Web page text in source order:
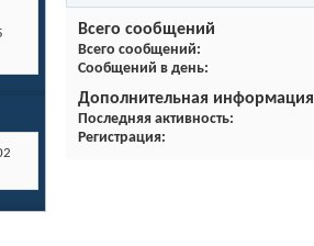
Всего сообщений
Всего сообщений
Сообщений в день
Дополнительная информация
Последняя активность
Регистрация